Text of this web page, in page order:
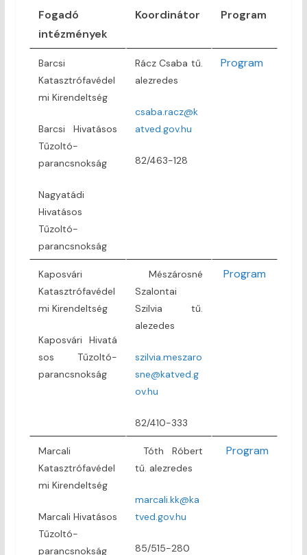
Fogadó
intézmények
Koordinátor Program
Barcsi
Katasztrófavédel
mi Kirendeltség
Barcsi Hivatásos
Tűzoltó-
parancsnokság
Nagyatádi
Hivatásos
Tűzoltó-
parancsnokság
Rácz Csaba tű.
alezredes
csaba.racz@k
atved.gov.hu
82/463-128
Program
Kaposvári
Katasztrófavédel
mi Kirendeltség
Kaposvári Hivatá
sos Tűzoltó-
parancsnokság
Mészárosné
Szalontai
Szilvia tű.
alezedes
szilvia.meszaro
sne@katved.g
ov.hu
82/410-333
Program
Marcali
Katasztrófavédel
mi Kirendeltség
Marcali Hivatásos
Tűzoltó-
parancsnokság
Tóth Róbert
tű. alezredes
marcali.kk@ka
tved.gov.hu
85/515-280
Program